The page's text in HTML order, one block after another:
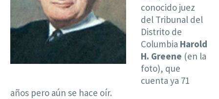
conocido juez
del Tribunal del
Distrito de
Columbia Harold
H. Greene (en la
foto), que
cuenta ya 71
años pero aún se hace oír.